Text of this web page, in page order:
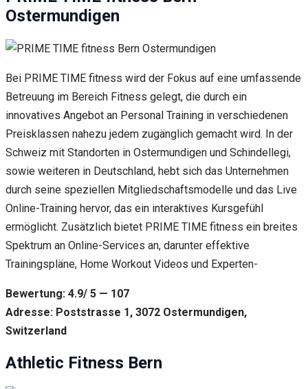
Ostermundigen
Bei PRIME TIME fitness wird der Fokus auf eine umfassende
Betreuung im Bereich Fitness gelegt, die durch ein
innovatives Angebot an Personal Training in verschiedenen
Preisklassen nahezu jedem zugänglich gemacht wird. In der
Schweiz mit Standorten in Ostermundigen und Schindellegi,
sowie weiteren in Deutschland, hebt sich das Unternehmen
durch seine speziellen Mitgliedschaftsmodelle und das Live
Online-Training hervor, das ein interaktives Kursgefühl
ermöglicht. Zusätzlich bietet PRIME TIME fitness ein breites
Spektrum an Online-Services an, darunter effektive
Trainingspläne, Home Workout Videos und Experten-
Bewertung: 4.9/ 5 — 107
Adresse: Poststrasse 1, 3072 Ostermundigen,
Switzerland
Athletic Fitness Bern